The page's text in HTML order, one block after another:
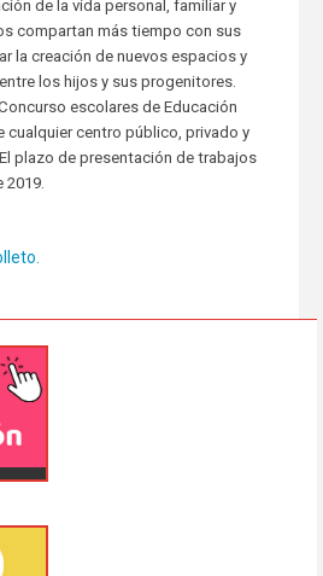
de la vida personal, familiar y
compartan más tiempo con sus
la creación de nuevos espacios y
los hijos y sus progenitores.
escolares de Educación
cualquier centro público, privado y
plazo de presentación de trabajos